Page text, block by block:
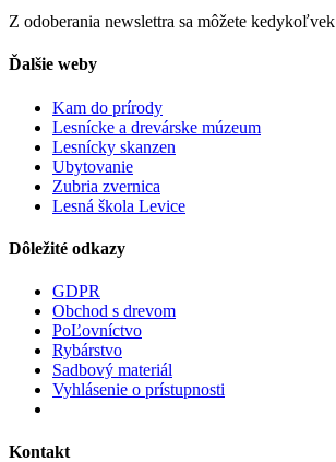
Z odoberania newslettra sa môžete kedykoľvek
Ďalšie weby
Kam do prírody
Lesnícke a drevárske múzeum
Lesnícky skanzen
Ubytovanie
Zubria zvernica
Lesná škola Levice
Dôležité odkazy
GDPR
Obchod s drevom
PoĽovníctvo
Rybárstvo
Sadbový materiál
Vyhlásenie o prístupnosti
Kontakt